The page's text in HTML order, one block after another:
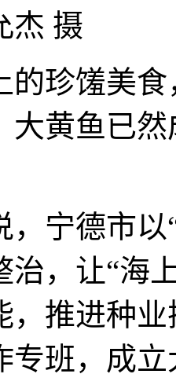
杰 摄
馐美食
大黄鱼已
德市以“
治，让“海
，推进种
专班，成